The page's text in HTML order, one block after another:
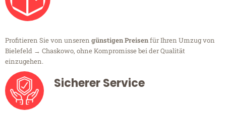
Profitieren Sie von unseren günstigen Preisenfür Ihren Umzug von
Bielefeld → Chaskowo, ohne Kompromisse bei der Qualität
einzugehen.
Sicherer Service